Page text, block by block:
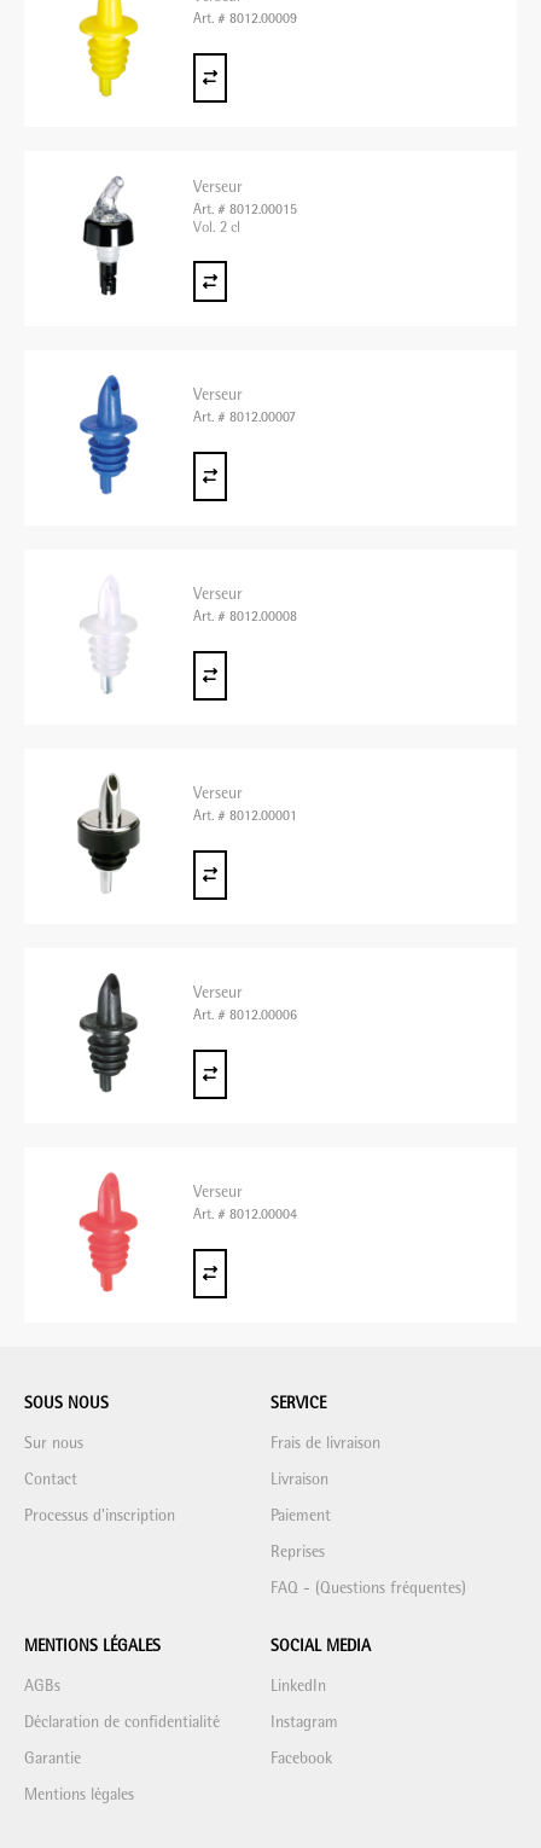
Art. # 8012.00009
Verseur
Art. # 8012.00015
Vol. 2 cl
Verseur
Art. # 8012.00007
Verseur
Art. # 8012.00008
Verseur
Art. # 8012.00001
Verseur
Art. # 8012.00006
Verseur
Art. # 8012.00004
SOUS NOUS
Sur nous
Contact
Processus d'inscription
SERVICE
Frais de livraison
Livraison
Paiement
Reprises
FAQ - (Questions fréquentes)
MENTIONS LÉGALES
AGBs
Déclaration de confidentialité
Garantie
Mentions légales
SOCIAL MEDIA
LinkedIn
Instagram
Facebook